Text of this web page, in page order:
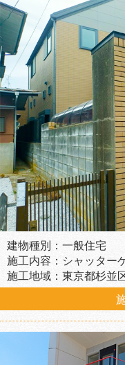
建物種別：一般住宅
施工内容：シャッター
施工地域：東京都杉並